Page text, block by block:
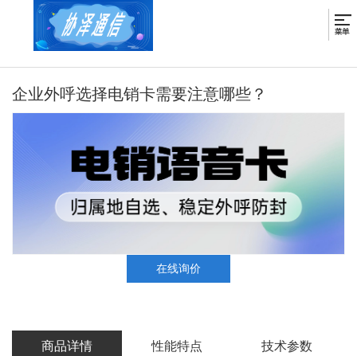
企业外呼选择电销卡需要注意哪些？
在线询价
商品详情 性能特点 技术参数